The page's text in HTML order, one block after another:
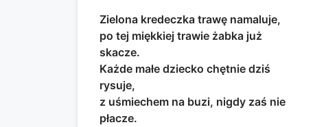
Zielona kredeczka trawę namaluje,
po tej miękkiej trawie żabka już
skacze.
Każde małe dziecko chętnie dziś
rysuje,
z uśmiechem na buzi, nigdy zaś nie
płacze.